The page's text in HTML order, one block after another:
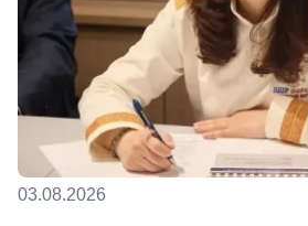
03.08.2026